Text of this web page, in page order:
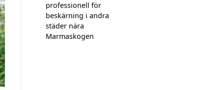
professionell för
beskärning i andra
städer nära
Marmaskogen